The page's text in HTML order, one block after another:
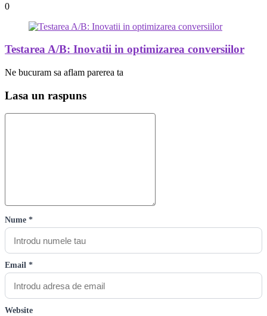
0
Testarea A/B: Inovatii in optimizarea conversiilor
Ne bucuram sa aflam parerea ta
Lasa un raspuns
Nume *
Email *
Website